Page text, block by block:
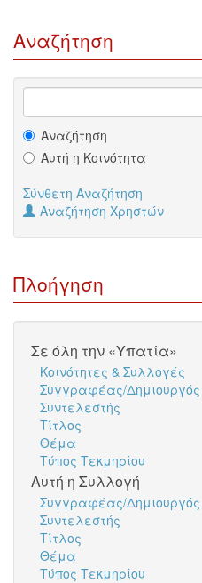
Αναζήτηση
Αναζήτηση
Αυτή η Κοινότητα
Σύνθετη Αναζήτηση
Αναζήτηση Χρηστών
Πλοήγηση
Σε όλη την «Υπατία»
Κοινότητες & Συλλογές
Συγγραφέας/Δημιουργός
Συντελεστής
Τίτλος
Θέμα
Τύπος Τεκμηρίου
Αυτή η Συλλογή
Συγγραφέας/Δημιουργός
Συντελεστής
Τίτλος
Θέμα
Τύπος Τεκμηρίου